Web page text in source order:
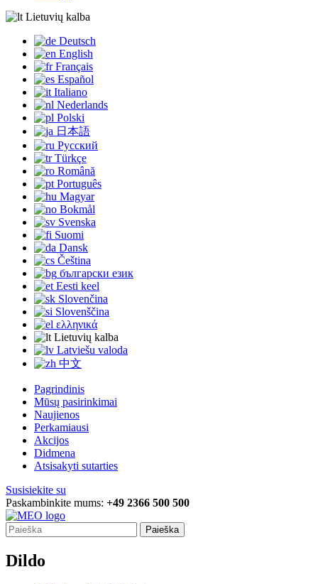
Lietuvių kalba
Deutsch
English
Français
Español
Italiano
Nederlands
Polski
日本語
Русский
Türkçe
Română
Português
Magyar
Bokmål
Svenska
Suomi
Dansk
Čeština
български език
Eesti keel
Slovenčina
Slovenščina
ελληνικά
Lietuvių kalba
Latviešu valoda
中文
Pagrindinis
Mūsų pasirinkimai
Naujienos
Perkamiausi
Akcijos
Didmena
Atsisakyti sutarties
Susisiekite su
Paskambinkite mums: +49 2366 500 500
Paieška
Dildo